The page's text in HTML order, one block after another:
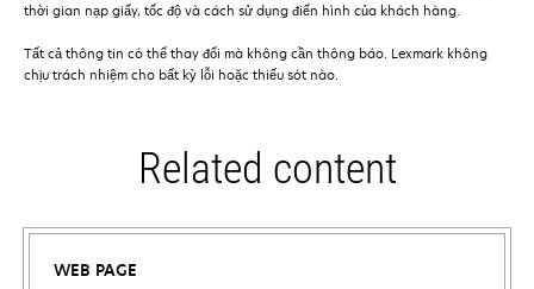
thời gian nạp giấy, tốc độ và cách sử dụng điển hình của khách hàng.
Tất cả thông tin có thể thay đổi mà không cần thông báo. Lexmark không
chịu trách nhiệm cho bất kỳ lỗi hoặc thiếu sót nào.
Related content
WEB PAGE